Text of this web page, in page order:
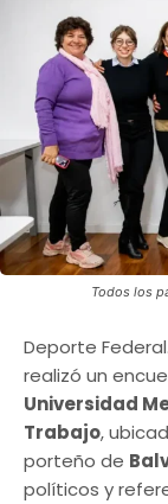
Todos los
Deporte
realizó un
Universidad
Trabajo,
porteño de
políticos y